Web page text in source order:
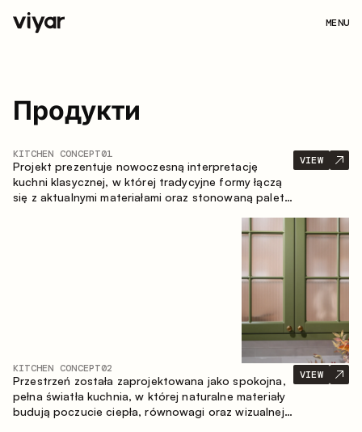
MENU
Продукти
KITCHEN CONCEPT01
Projekt prezentuje nowoczesną interpretację
kuchni klasycznej, w której tradycyjne formy łączą
się z aktualnymi materiałami oraz stonowaną paletą
kompozycja zabudowy tworzy komfortową i
VIEW
KITCHEN CONCEPT02
Przestrzeń została zaprojektowana jako spokojna,
pełna światła kuchnia, w której naturalne materiały
budują poczucie ciepła, równowagi oraz wizualnej
VIEW